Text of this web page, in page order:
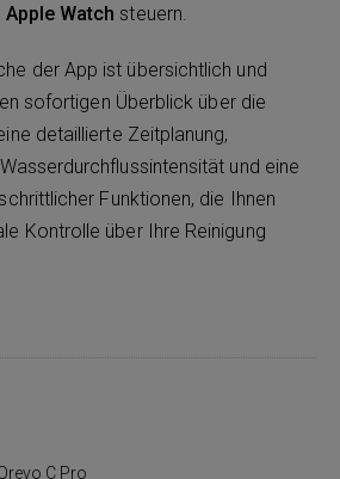
Apple Watch steuern.
der App ist übersichtlich und
sofortigen Überblick über die
detaillierte Zeitplanung,
und eine
Funktionen, die Ihnen
Kontrolle über Ihre Reinigung
C Pro